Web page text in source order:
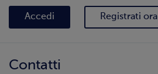
Accedi Registrati ora
Contatti